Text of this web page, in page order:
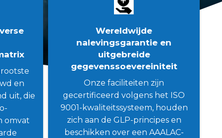
en
uit, die
omvat
Wereldwijde
nalevingsgarantie en
uitgebreide
gegevenssoevereiniteit
Onze faciliteiten zijn
gecertificeerd volgens het ISO
9001-kwaliteitssysteem, houden
zich aan de GLP-principes en
beschikken over een AAALAC-